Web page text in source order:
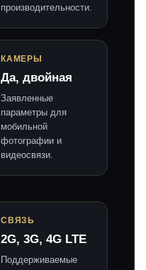
производительности.
КАМЕРЫ
Да, двойная
Заявленные
параметры для
мобильной
фотографии и
видеосвязи.
СВЯЗЬ
2G, 3G, 4G LTE
Поддерживаемые